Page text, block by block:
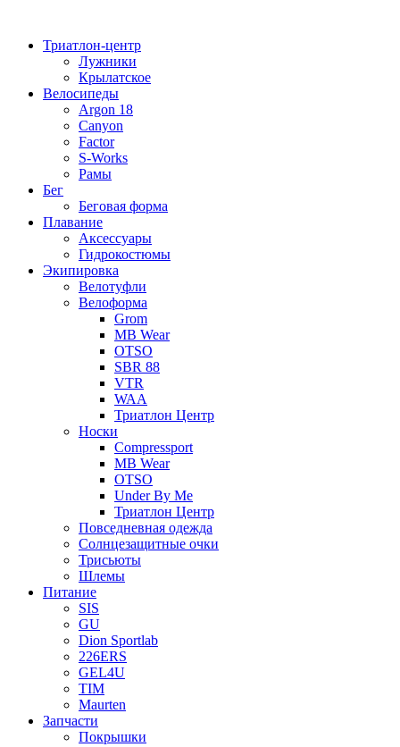
содержимому
Триатлон-центр
Лужники
Крылатское
Велосипеды
Argon 18
Canyon
Factor
S-Works
Рамы
Бег
Беговая форма
Плавание
Аксессуары
Гидрокостюмы
Экипировка
Велотуфли
Велоформа
Grom
MB Wear
OTSO
SBR 88
VTR
WAA
Триатлон Центр
Носки
Compressport
MB Wear
OTSO
Under By Me
Триатлон Центр
Повседневная одежда
Солнцезащитные очки
Трисьюты
Шлемы
Питание
SIS
GU
Dion Sportlab
226ERS
GEL4U
TIM
Maurten
Запчасти
Покрышки